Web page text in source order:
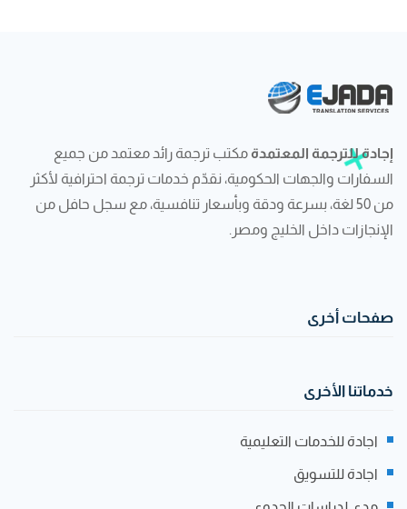
إجادة للترجمة المعتمدة مكتب ترجمة رائد معتمد من جميع
السفارات والجهات الحكومية، نقدّم خدمات ترجمة احترافية لأكثر
من 50 لغة، بسرعة ودقة وبأسعار تنافسية، مع سجل حافل من
الإنجازات داخل الخليج ومصر.
صفحات أخرى
خدماتنا الأخرى
اجادة للخدمات التعليمية
اجادة للتسويق